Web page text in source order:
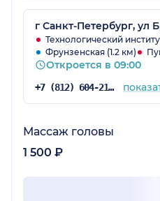
г Санкт-Петербург, ул
Технологический
Фрунзенская (1.2 км)
Откроется в 09:00
+7 (812) 604-21-66
Массаж головы
1 500 ₽